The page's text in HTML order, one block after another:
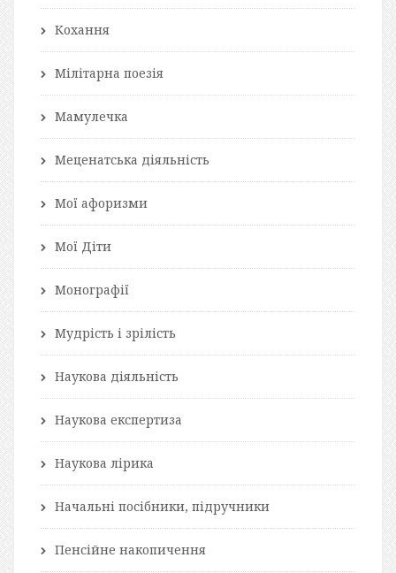
Кохання
Мілітарна поезія
Мамулечка
Меценатська діяльність
Мої афоризми
Мої Діти
Монографії
Мудрість і зрілість
Наукова діяльність
Наукова експертиза
Наукова лірика
Начальні посібники, підручники
Пенсійне накопичення